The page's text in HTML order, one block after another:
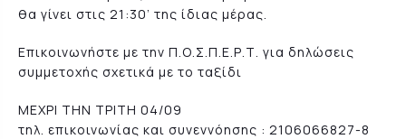
θα γίνει στις 21:30’ της ίδιας μέρας.
Επικοινωνήστε με την Π.Ο.Σ.Π.Ε.Ρ.Τ. για δηλώσεις
συμμετοχής σχετικά με το ταξίδι
ΜΕΧΡΙ ΤΗΝ ΤΡΙΤΗ 04/09
τηλ. επικοινωνίας και συνεννόησης : 2106066827-8